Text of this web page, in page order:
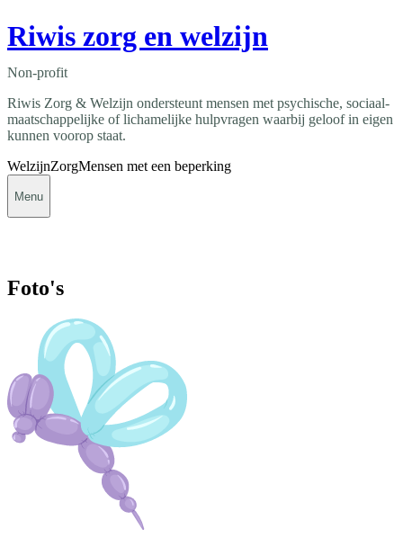
Riwis zorg en welzijn
Non-profit
Riwis Zorg & Welzijn ondersteunt mensen met psychische, sociaal-
maatschappelijke of lichamelijke hulpvragen waarbij geloof in eigen
kunnen voorop staat.
WelzijnZorgMensen met een beperking
Menu
Foto's